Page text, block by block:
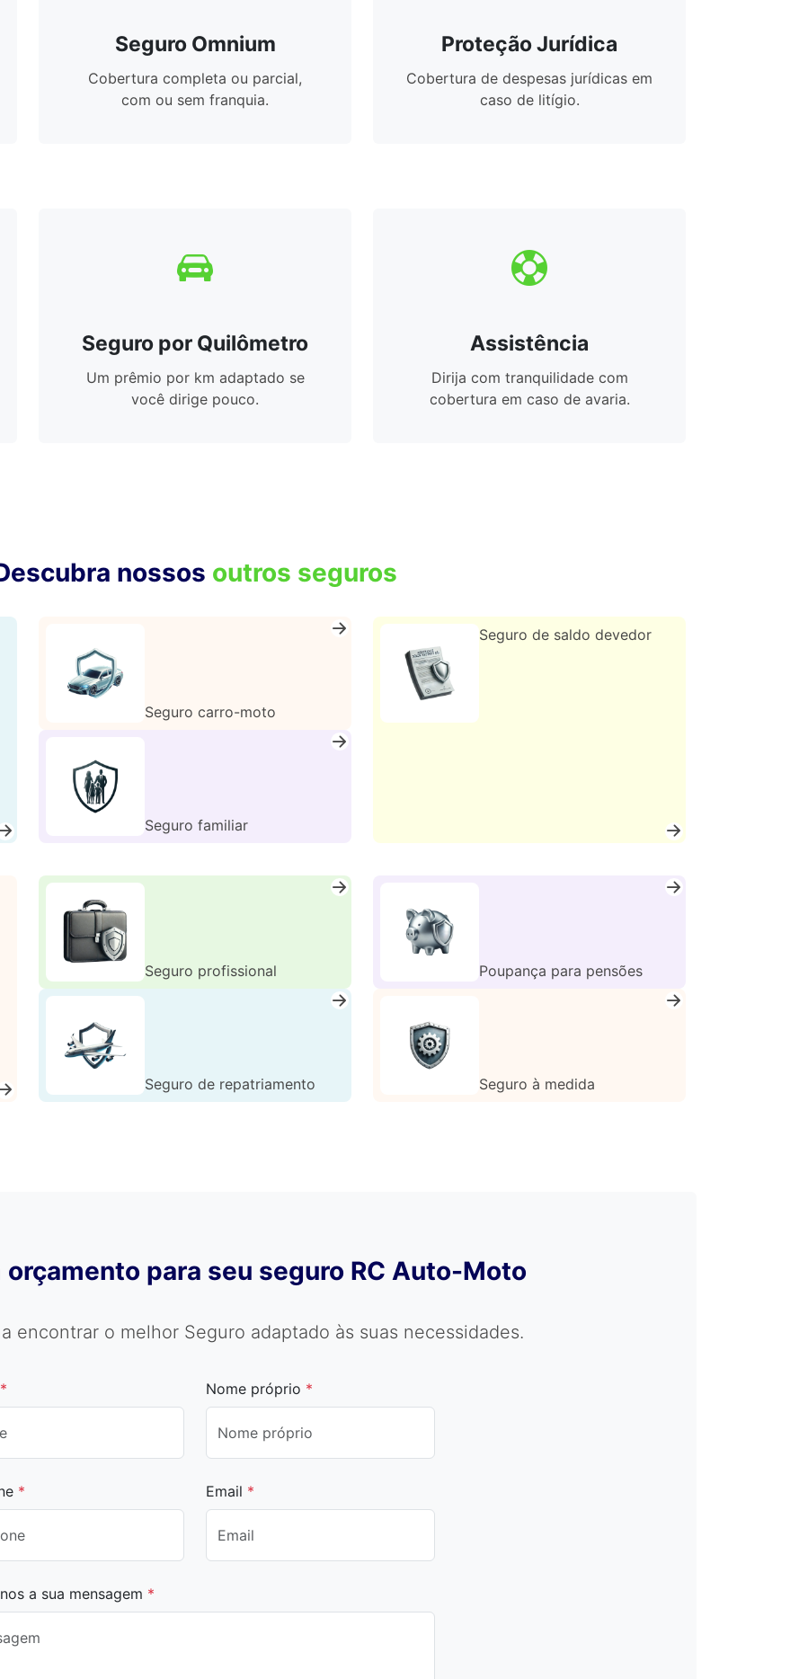
Seguro Omnium
Cobertura completa ou parcial,
com ou sem franquia.
Proteção Jurídica
Cobertura de despesas jurídicas em
caso de litígio.
Seguro por Quilômetro
Um prêmio por km adaptado se
você dirige pouco.
Assistência
Dirija com tranquilidade com
cobertura em caso de avaria.
nossos outros seguros
Seguro carro-moto
Seguro familiar
Seguro de saldo devedor
Seguro profissional
Seguro de repatriamento
Poupança para pensões
Seguro à medida
para seu seguro RC Auto-Moto
encontrar o melhor Seguro adaptado às suas necessidades.
* Nome próprio *
* Email *
a sua mensagem *